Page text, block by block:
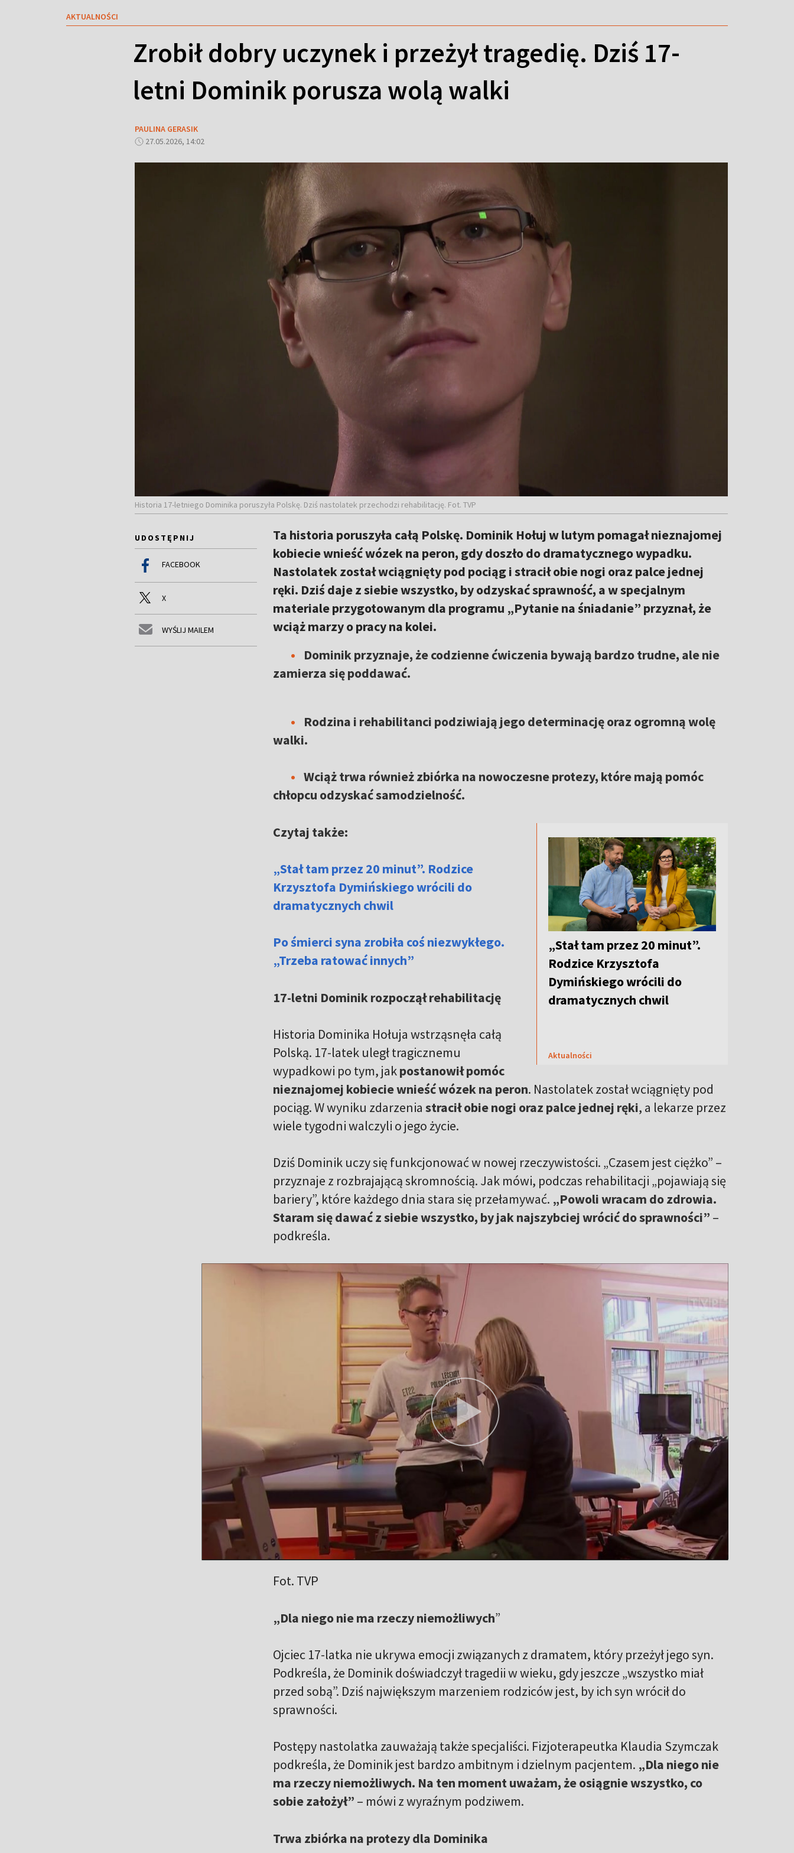
AKTUALNOŚCI
Zrobił dobry uczynek i przeżył tragedię. Dziś 17-
letni Dominik porusza wolą walki
PAULINA GERASIK
27.05.2026, 14:02
Historia 17-letniego Dominika poruszyła Polskę. Dziś nastolatek przechodzi rehabilitację. Fot. TVP
UDOSTĘPNIJ
FACEBOOK
X
WYŚLIJ MAILEM
Ta historia poruszyła całą Polskę. Dominik Hołuj w lutym pomagał nieznajomej
kobiecie wnieść wózek na peron, gdy doszło do dramatycznego wypadku.
Nastolatek został wciągnięty pod pociąg i stracił obie nogi oraz palce jednej
ręki. Dziś daje z siebie wszystko, by odzyskać sprawność, a w specjalnym
materiale przygotowanym dla programu „Pytanie na śniadanie” przyznał, że
wciąż marzy o pracy na kolei.
Dominik przyznaje, że codzienne ćwiczenia bywają bardzo trudne, ale nie
zamierza się poddawać.
Rodzina i rehabilitanci podziwiają jego determinację oraz ogromną wolę
walki.
Wciąż trwa również zbiórka na nowoczesne protezy, które mają pomóc
chłopcu odzyskać samodzielność.
„Stał tam przez 20 minut”.
Rodzice Krzysztofa
Dymińskiego wrócili do
dramatycznych chwil
Aktualności
Czytaj także:
„Stał tam przez 20 minut”. Rodzice
Krzysztofa Dymińskiego wrócili do
dramatycznych chwil
Po śmierci syna zrobiła coś niezwykłego.
„Trzeba ratować innych”
17-letni Dominik rozpoczął rehabilitację
Historia Dominika Hołuja wstrząsnęła całą
Polską. 17-latek uległ tragicznemu
wypadkowi po tym, jakpostanowił pomóc
nieznajomej kobiecie wnieść wózek na peron. Nastolatek został wciągnięty pod
pociąg. W wyniku zdarzenia stracił obie nogi oraz palce jednej ręki, a lekarze przez
wiele tygodni walczyli o jego życie.
Dziś Dominik uczy się funkcjonować w nowej rzeczywistości. „Czasem jest ciężko” –
przyznaje z rozbrajającą skromnością. Jak mówi, podczas rehabilitacji „pojawiają się
bariery”, które każdego dnia stara się przełamywać. „Powoli wracam do zdrowia.
Staram się dawać z siebie wszystko, by jak najszybciej wrócić do sprawności” –
podkreśla.
Fot. TVP
„Dla niego nie ma rzeczy niemożliwych”
Ojciec 17-latka nie ukrywa emocji związanych z dramatem, który przeżył jego syn.
Podkreśla, że Dominik doświadczył tragedii w wieku, gdy jeszcze „wszystko miał
przed sobą”. Dziś największym marzeniem rodziców jest, by ich syn wrócił do
sprawności.
Postępy nastolatka zauważają także specjaliści. Fizjoterapeutka Klaudia Szymczak
podkreśla, że Dominik jest bardzo ambitnym i dzielnym pacjentem. „Dla niego nie
ma rzeczy niemożliwych. Na ten moment uważam, że osiągnie wszystko, co
sobie założył” – mówi z wyraźnym podziwem.
Trwa zbiórka na protezy dla Dominika